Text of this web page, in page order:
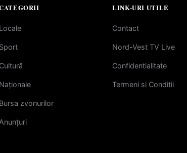
Locale
Sport
Cultură
Naționale
Bursa zvonurilor
Anunțuri
LINK-URI UTILE
Contact
Nord-Vest TV Live
Confidentialitate
Termeni si Conditii